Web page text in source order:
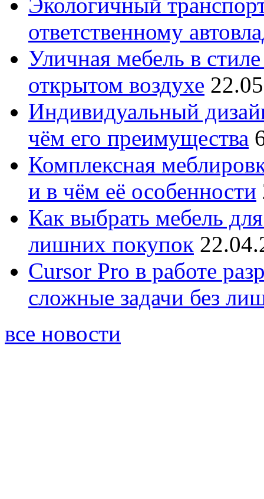
ответственному
Уличная мебель в
открытом воздухе
Индивидуальный
чём его преимущества
Комплексная
и в чём её особенности
Как выбрать мебель
лишних покупок
Cursor Pro в работе
сложные задачи без
все новости